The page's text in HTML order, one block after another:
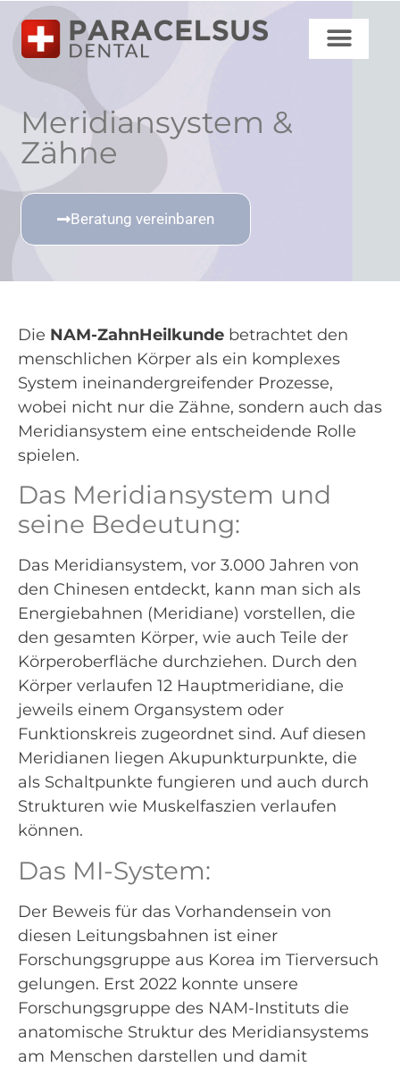
Meridiansystem &
Zähne
Beratung vereinbaren
Die NAM-ZahnHeilkunde betrachtet den
menschlichen Körper als ein komplexes
System ineinandergreifender Prozesse,
wobei nicht nur die Zähne, sondern auch das
Meridiansystem eine entscheidende Rolle
spielen.
Das Meridiansystem und
seine Bedeutung:
Das Meridiansystem, vor 3.000 Jahren von
den Chinesen entdeckt, kann man sich als
Energiebahnen (Meridiane) vorstellen, die
den gesamten Körper, wie auch Teile der
Körperoberfläche durchziehen. Durch den
Körper verlaufen 12 Hauptmeridiane, die
jeweils einem Organsystem oder
Funktionskreis zugeordnet sind. Auf diesen
Meridianen liegen Akupunkturpunkte, die
als Schaltpunkte fungieren und auch durch
Strukturen wie Muskelfaszien verlaufen
können.
Das MI-System:
Der Beweis für das Vorhandensein von
diesen Leitungsbahnen ist einer
Forschungsgruppe aus Korea im Tierversuch
gelungen. Erst 2022 konnte unsere
Forschungsgruppe des NAM-Instituts die
anatomische Struktur des Meridiansystems
am Menschen darstellen und damit